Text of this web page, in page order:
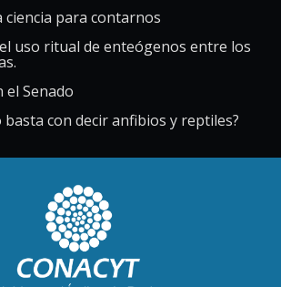
ciencia para contarnos
uso ritual de enteógenos entre los
el Senado
con decir anfibios y reptiles?